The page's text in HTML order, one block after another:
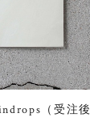
（受注後